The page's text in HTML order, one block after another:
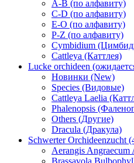
A-B (по алфавиту)
C-D (по алфавиту)
E-O (по алфавиту)
P-Z (по алфавиту)
Cymbidium
Cattleya (Каттлея)
Lucke orchideen
Новинки (New)
Species (Видовые)
Cattleya Laelia
Phalenopsis
Others (Другие)
Dracula (Дракула)
Schwerter Orchideenzucht
Aerangis Angraecum